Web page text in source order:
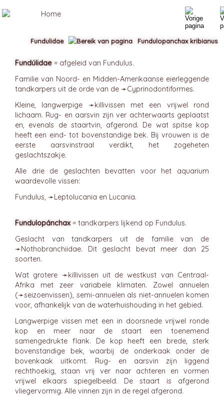
Fundúlidae = afgeleid van Fundulus.
Familie van Noord- en Midden-Amerikaanse eierleggende
tandkarpers uit de orde van de ➛Cyprinodontiformes.
Kleine, langwerpige ➛killivissen met een vrijwel rond
lichaam. Rug- en aarsvin zijn ver achterwaarts geplaatst
en, evenals de staartvin, afgerond. De wat spitse kop
heeft een eind- tot bovenstandige bek. Bij vrouwen is de
eerste aarsvinstraal verdikt, het zogeheten
geslachtszakje.
Alle drie de geslachten bevatten voor het aquarium
waardevolle vissen:
Fundulus, ➛Leptolucania en Lucania.
Fundulopánchax= tandkarpers lijkend op Fundulus.
Geslacht van tandkarpers uit de familie van de
➛Nothobranchiidae. Dit geslacht bevat meer dan 25
soorten.
Wat grotere ➛killivissen uit de westkust van Centraal-
Afrika met zeer variabele klimaten. Zowel annuelen
(➛seizoenvissen), semi-annuelen als niet-annuelen komen
voor, afhankelijk van de waterhuishouding in het gebied.
Langwerpige vissen met een in doorsnede vrijwel ronde
kop en meer naar de staart een toenemend
samengedrukte flank. De kop heeft een brede, sterk
bovenstandige bek, waarbij de onderkaak onder de
bovenkaak uitkomt. Rug- en aarsvin zijn liggend
rechthoekig, staan vrij ver naar achteren en vormen
vrijwel elkaars spiegelbeeld. De staart is afgerond
vliegervormig. Alle vinnen zijn in de regel afgerond.
Fundulidae Fundulopanchax kribianus